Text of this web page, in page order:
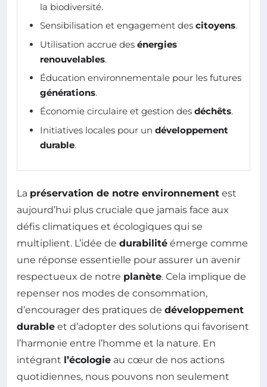
la biodiversité.
Sensibilisation et engagement des citoyens.
Utilisation accrue des énergies
renouvelables.
Éducation environnementale pour les futures
générations.
Économie circulaire et gestion des déchêts.
Initiatives locales pour un développement
durable.
La préservation de notre environnement est
aujourd’hui plus cruciale que jamais face aux
défis climatiques et écologiques qui se
multiplient. L’idée de durabilité émerge comme
une réponse essentielle pour assurer un avenir
respectueux de notre planète. Cela implique de
repenser nos modes de consommation,
d’encourager des pratiques de développement
durable et d’adopter des solutions qui favorisent
l’harmonie entre l’homme et la nature. En
intégrant l’écologie au cœur de nos actions
quotidiennes, nous pouvons non seulement